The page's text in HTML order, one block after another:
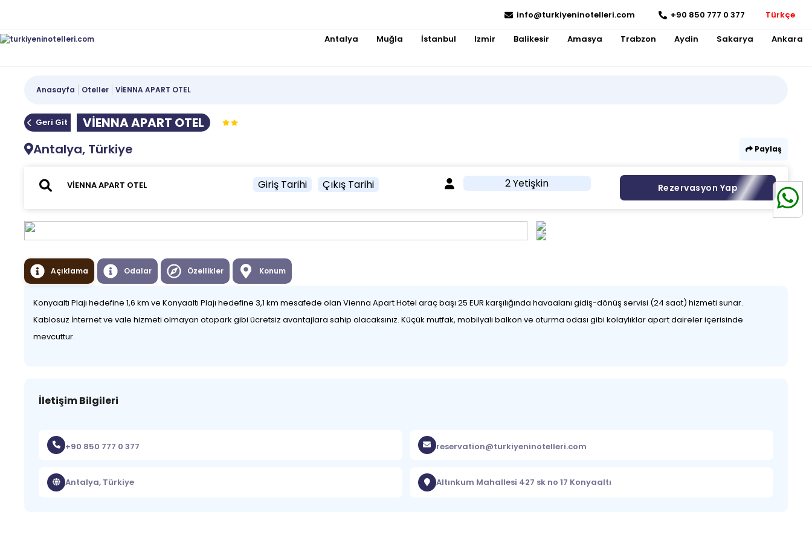
info@turkiyeninotelleri.com +90 850 777 0 377 Türkçe
Antalya Muğla İstanbul Izmir Balikesir Amasya Trabzon Aydin Sakarya Ankara
Anasayfa Oteller VİENNA APART OTEL
Geri Git
VİENNA APART OTEL
Antalya, Türkiye
Paylaş
Giriş Tarihi Çıkış Tarihi 2 Yetişkin Rezervasyon Yap
Açıklama Odalar Özellikler Konum
Konyaaltı Plajı hedefine 1,6 km ve Konyaaltı Plajı hedefine 3,1 km mesafede olan Vienna Apart Hotel araç başı 25 EUR karşılığında havaalanı gidiş-dönüş servisi (24 saat) hizmeti sunar.
Kablosuz İnternet ve vale hizmeti olmayan otopark gibi ücretsiz avantajlara sahip olacaksınız. Küçük mutfak, mobilyalı balkon ve oturma odası gibi kolaylıklar apart daireler içerisinde
mevcuttur.
İletişim Bilgileri
+90 850 777 0 377 reservation@turkiyeninotelleri.com
Antalya, Türkiye Altınkum Mahallesi 427 sk no 17 Konyaaltı